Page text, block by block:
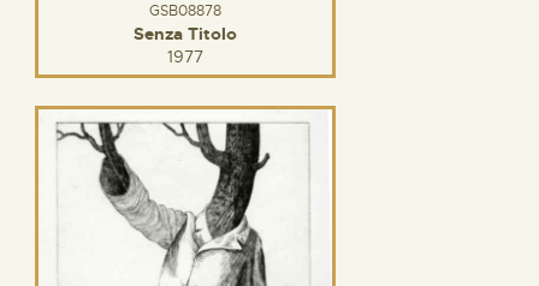
GSB08878
Senza Titolo
1977